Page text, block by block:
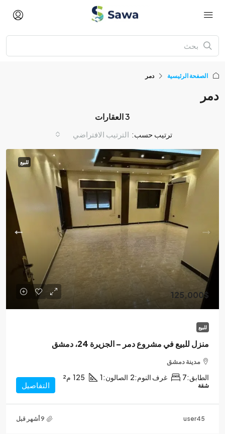
الصفحة الرئيسية دمر
دمر
3 العقارات
ترتيب حسب: الترتيب الافتراضي
للبيع
125,000$
للبيع
منزل للبيع في مشروع دمر – الجزيرة 24، دمشق
مدينة دمشق
الطابق:7 غرف النوم:2 الصالون:1
125 م²
شقة التفاصيل
user45